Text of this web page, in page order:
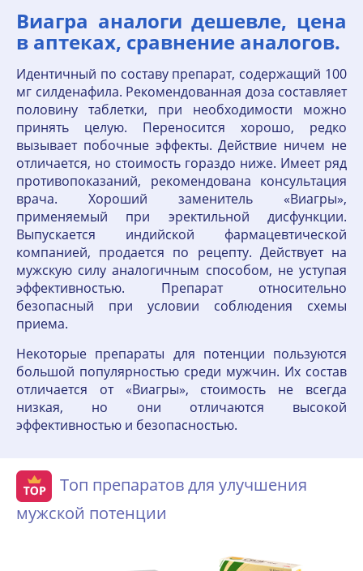
Виагра аналоги дешевле, цена
в аптеках, сравнение аналогов.
Идентичный по составу препарат, содержащий 100
мг силденафила. Рекомендованная доза составляет
половину таблетки, при необходимости можно
принять целую. Переносится хорошо, редко
вызывает побочные эффекты. Действие ничем не
отличается, но стоимость гораздо ниже. Имеет ряд
противопоказаний, рекомендована консультация
врача. Хороший заменитель «Виагры»,
применяемый при эректильной дисфункции.
Выпускается индийской фармацевтической
компанией, продается по рецепту. Действует на
мужскую силу аналогичным способом, не уступая
эффективностью. Препарат относительно
безопасный при условии соблюдения схемы
приема.
Некоторые препараты для потенции пользуются
большой популярностью среди мужчин. Их состав
отличается от «Виагры», стоимость не всегда
низкая, но они отличаются высокой
эффективностью и безопасностью.
Топ препаратов для улучшения
мужской потенции